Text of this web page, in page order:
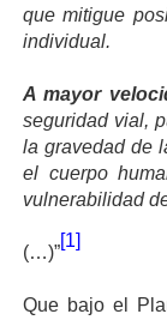
que mitigue
individual.
A mayor
seguridad vial,
la gravedad de
el cuerpo
vulnerabilidad
(…)”
[1]
Que bajo el